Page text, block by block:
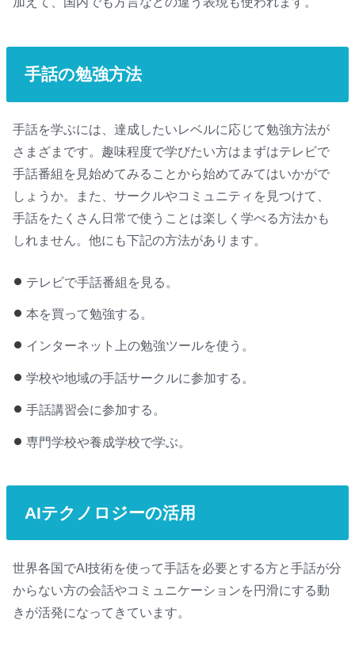
手話の勉強方法
手話を学ぶには、達成したいレベルに応じて勉強方法が
さまざまです。趣味程度で学びたい方はまずはテレビで
手話番組を見始めてみることから始めてみてはいかがで
しょうか。また、サークルやコミュニティを見つけて、
手話をたくさん日常で使うことは楽しく学べる方法かも
しれません。他にも下記の方法があります。
テレビで手話番組を見る。
本を買って勉強する。
インターネット上の勉強ツールを使う。
学校や地域の手話サークルに参加する。
手話講習会に参加する。
専門学校や養成学校で学ぶ。
AIテクノロジーの活用
世界各国でAI技術を使って手話を必要とする方と手話が分
からない方の会話やコミュニケーションを円滑にする動
きが活発になってきています。